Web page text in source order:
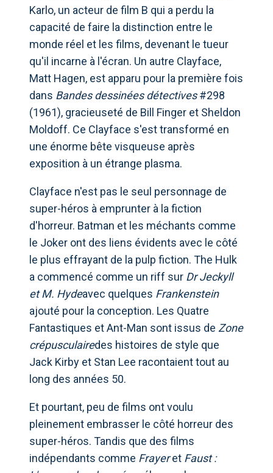
Karlo, un acteur de film B qui a perdu la
capacité de faire la distinction entre le
monde réel et les films, devenant le tueur
qu'il incarne à l'écran. Un autre Clayface,
Matt Hagen, est apparu pour la première fois
dans Bandes dessinées détectives#298
(1961), gracieuseté de Bill Finger et Sheldon
Moldoff. Ce Clayface s'est transformé en
une énorme bête visqueuse après
exposition à un étrange plasma.
Clayface n'est pas le seul personnage de
super-héros à emprunter à la fiction
d'horreur. Batman et les méchants comme
le Joker ont des liens évidents avec le côté
le plus effrayant de la pulp fiction. The Hulk
a commencé comme un riff sur Dr Jeckyll
et M. Hydeavec quelques Frankenstein
ajouté pour la conception. Les Quatre
Fantastiques et Ant-Man sont issus de Zone
crépusculairedes histoires de style que
Jack Kirby et Stan Lee racontaient tout au
long des années 50.
Et pourtant, peu de films ont voulu
pleinement embrasser le côté horreur des
super-héros. Tandis que des films
indépendants comme Frayeret Faust :